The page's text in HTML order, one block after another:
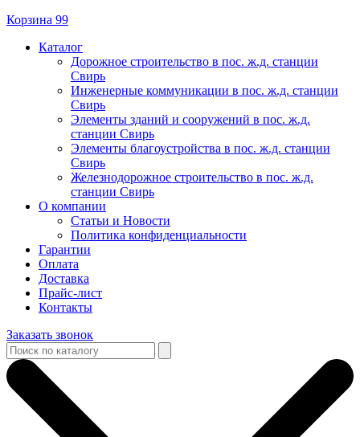
Корзина 99
Каталог
Дорожное строительство в пос. ж.д. станции
Свирь
Инженерные коммуникации в пос. ж.д. станции
Свирь
Элементы зданий и сооружений в пос. ж.д.
станции Свирь
Элементы благоустройства в пос. ж.д. станции
Свирь
Железнодорожное строительство в пос. ж.д.
станции Свирь
О компании
Статьи и Новости
Политика конфиденциальности
Гарантии
Оплата
Доставка
Прайс-лист
Контакты
Заказать звонок